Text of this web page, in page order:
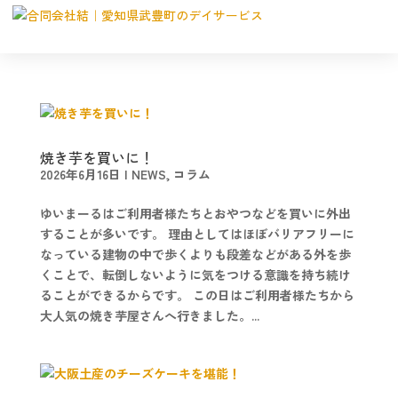
焼き芋を買いに！
2026年6月16日 | NEWS, コラム
ゆいまーるはご利用者様たちとおやつなどを買いに外出
することが多いです。 理由としてはほぼバリアフリーに
なっている建物の中で歩くよりも段差などがある外を歩
くことで、転倒しないように気をつける意識を持ち続け
ることができるからです。 この日はご利用者様たちから
大人気の焼き芋屋さんへ行きました。...